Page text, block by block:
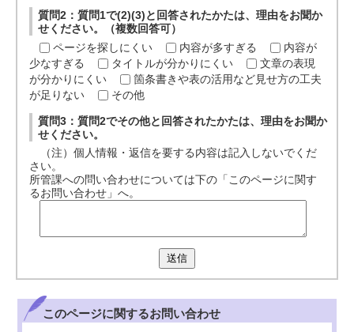
質問2：質問1で(2)(3)と回答されたかたは、理由をお聞か
せください。（複数回答可）
ページを探しにくい
内容が多すぎる
内容が
少なすぎる
タイトルが分かりにくい
文章の表現
が分かりにくい
箇条書きや表の活用など見せ方の工夫
が足りない
その他
質問3：質問2でその他と回答されたかたは、理由をお聞か
せください。
（注）個人情報・返信を要する内容は記入しないでくだ
さい。
所管課への問い合わせについては下の「このページに関す
るお問い合わせ」へ。
送信
このページに関するお問い合わせ